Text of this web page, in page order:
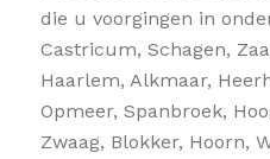
die u voorgingen in
Castricum, Schagen,
Haarlem, Alkmaar,
Opmeer, Spanbroek,
Zwaag, Blokker, Hoorn,